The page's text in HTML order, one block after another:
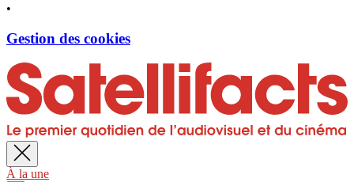
•
Gestion des cookies
À la une